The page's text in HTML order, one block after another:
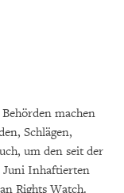
machen
Schlägen,
um den seit der
Juni Inhaftierten
Rights Watch.